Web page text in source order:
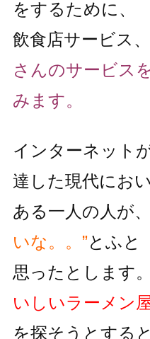
をするために、
飲食店サービス
さんのサービス
みます。
インターネット
達した現代におい
ある一人の人が、
いな。。”とふと
思ったとします
いしいラーメン
を探そうとする